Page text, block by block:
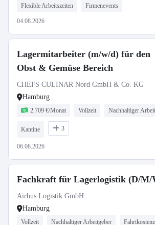
Flexible Arbeitszeiten Firmenevents
04.08.2026
Lagermitarbeiter (m/w/d) für den
Obst & Gemüse Bereich
CHEFS CULINAR Nord GmbH & Co. KG
Hamburg
2.709 €/Monat Vollzeit Nachhaltiger
Kantine 3
06.08.2026
Fachkraft für Lagerlogistik (D/M/
Airbus Logistik GmbH
Hamburg
Vollzeit Nachhaltiger Arbeitgeber